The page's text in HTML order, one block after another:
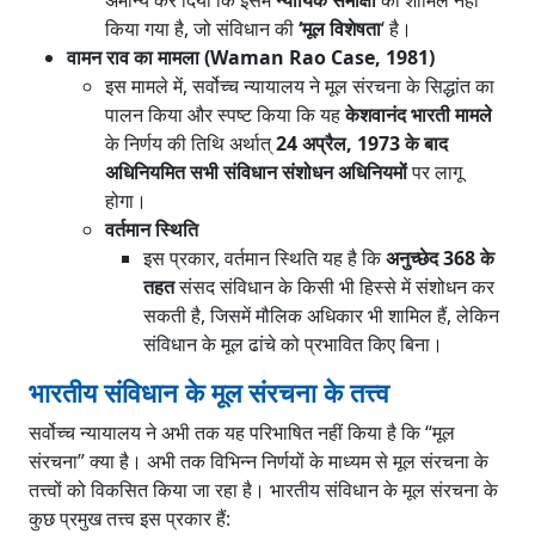
किया गया है, जो संविधान की‘मूल विशेषता‘ है।
वामन राव का मामला (Waman Rao Case, 1981)
इस मामले में, सर्वोच्च न्यायालय ने मूल संरचना के सिद्धांत का
पालन किया और स्पष्ट किया कि यहकेशवानंद भारती मामले
के निर्णय की तिथि अर्थात्24 अप्रैल, 1973 के बाद
अधिनियमित सभी संविधान संशोधन अधिनियमोंपर लागू
होगा।
वर्तमान स्थिति
इस प्रकार, वर्तमान स्थिति यह है किअनुच्छेद 368 के
तहतसंसद संविधान के किसी भी हिस्से में संशोधन कर
सकती है, जिसमें मौलिक अधिकार भी शामिल हैं, लेकिन
संविधान के मूल ढांचे को प्रभावित किए बिना।
भारतीय संविधान के मूल संरचना के तत्त्व
सर्वोच्च न्यायालय ने अभी तक यह परिभाषित नहीं किया है कि “मूल
संरचना” क्या है। अभी तक विभिन्न निर्णयों के माध्यम से मूल संरचना के
तत्त्वों को विकसित किया जा रहा है। भारतीय संविधान के मूल संरचना के
कुछ प्रमुख तत्त्व इस प्रकार हैं: